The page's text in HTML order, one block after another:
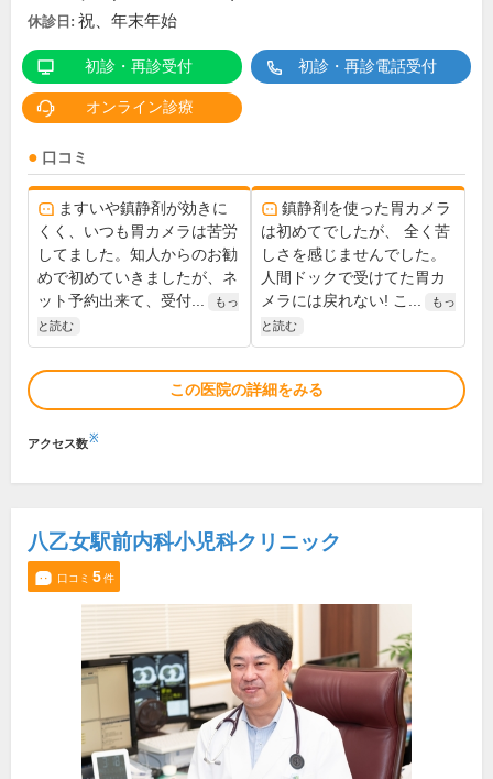
休診日: 祝、年末年始
初診・再診受付 初診・再診電話受付
オンライン診療
口コミ
ますいや鎮静剤が効きに
くく、いつも胃カメラは苦労
してました。知人からのお勧
めで初めていきましたが、ネ
ット予約出来て、受付...
もっ
と読む
鎮静剤を使った胃カメラ
は初めてでしたが、 全く苦
しさを感じませんでした。
人間ドックで受けてた胃カ
メラには戻れない! こ...
もっ
と読む
この医院の詳細をみる
アクセス数※
八乙女駅前内科小児科クリニック
口コミ 5件